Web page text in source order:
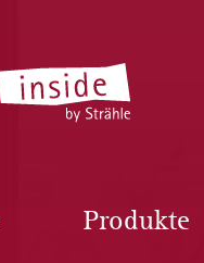
Produkte